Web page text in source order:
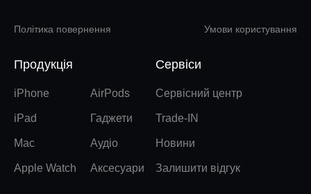
Політика повернення Умови користування
Продукція
iPhone
iPad
Mac
Apple Watch
AirPods
Гаджети
Аудіо
Аксесуари
Сервіси
Сервісний центр
Trade-IN
Новини
Залишити відгук